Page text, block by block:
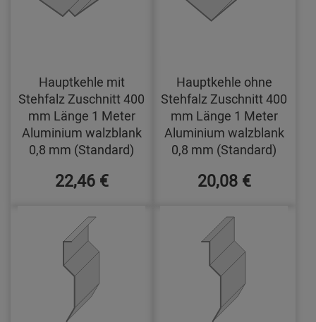
Hauptkehle mit
Stehfalz Zuschnitt 400
mm Länge 1 Meter
Aluminium walzblank
0,8 mm (Standard)
22,46 €
Hauptkehle ohne
Stehfalz Zuschnitt 400
mm Länge 1 Meter
Aluminium walzblank
0,8 mm (Standard)
20,08 €